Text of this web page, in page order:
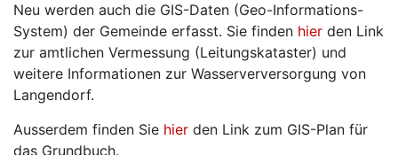
Neu werden auch die GIS-Daten (Geo-Informations-
System) der Gemeinde erfasst. Sie finden hier den Link
zur amtlichen Vermessung (Leitungskataster) und
weitere Informationen zur Wasserverversorgung von
Langendorf.
Ausserdem finden Sie hier den Link zum GIS-Plan für
das Grundbuch.